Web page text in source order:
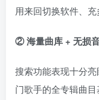
用来回切换软件、充
② 海量曲库 + 无损
搜索功能表现十分
门歌手的全专辑曲